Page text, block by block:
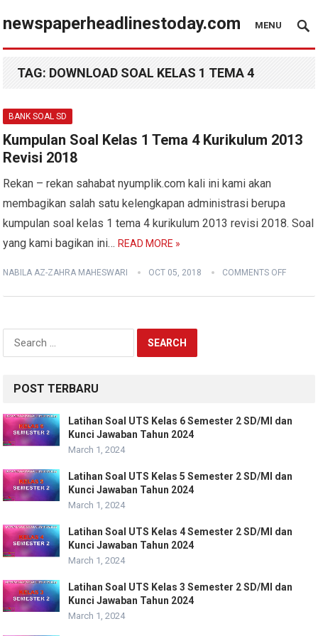
newspaperheadlinestoday.com MENU
TAG: DOWNLOAD SOAL KELAS 1 TEMA 4
BANK SOAL SD
Kumpulan Soal Kelas 1 Tema 4 Kurikulum 2013
Revisi 2018
Rekan – rekan sahabat nyumplik.com kali ini kami akan
membagikan salah satu kelengkapan administrasi berupa
kumpulan soal kelas 1 tema 4 kurikulum 2013 revisi 2018. Soal
yang kami bagikan ini…READ MORE »
NABILA AZ-ZAHRA MAHESWARI OCT 05, 2018 COMMENTS OFF
Search
for:
POST TERBARU
Latihan Soal UTS Kelas 6 Semester 2 SD/MI dan
Kunci Jawaban Tahun 2024
March 1, 2024
Latihan Soal UTS Kelas 5 Semester 2 SD/MI dan
Kunci Jawaban Tahun 2024
March 1, 2024
Latihan Soal UTS Kelas 4 Semester 2 SD/MI dan
Kunci Jawaban Tahun 2024
March 1, 2024
Latihan Soal UTS Kelas 3 Semester 2 SD/MI dan
Kunci Jawaban Tahun 2024
March 1, 2024